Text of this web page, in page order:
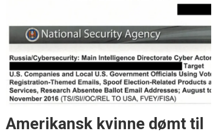
Amerikansk kvinne dømt til